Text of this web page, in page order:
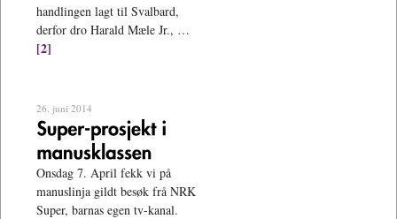
handlingen lagt til Svalbard,
derfor dro Harald Mæle Jr., …
[2]
26. juni 2014
Onsdag 7. April fekk vi på
manuslinja gildt besøk frå NRK
Super, barnas egen tv-kanal.